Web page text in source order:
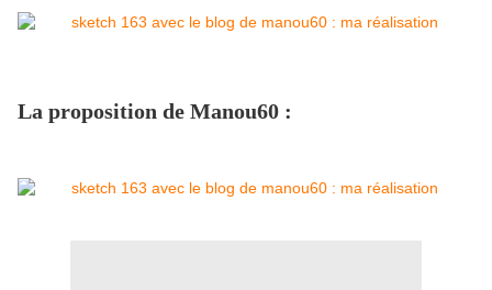
La proposition de Manou60 :